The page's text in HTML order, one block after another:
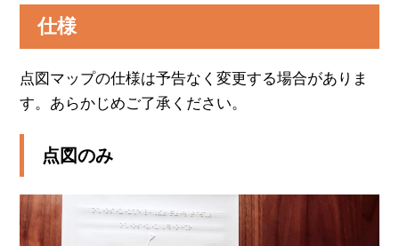
仕様
点図マップの仕様は予告なく変更する場合がありま
す。あらかじめご了承ください。
点図のみ